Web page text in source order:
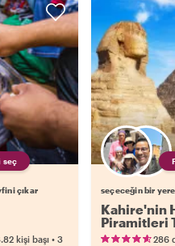
seç
çıkar
kişi başı • 3
seçeceğin bir
Kahire'nin
Piramitleri
286